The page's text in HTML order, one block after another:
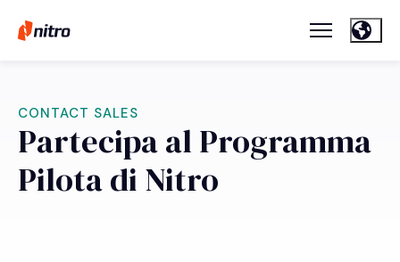
CONTACT SALES
Partecipa al Programma
Pilota di Nitro